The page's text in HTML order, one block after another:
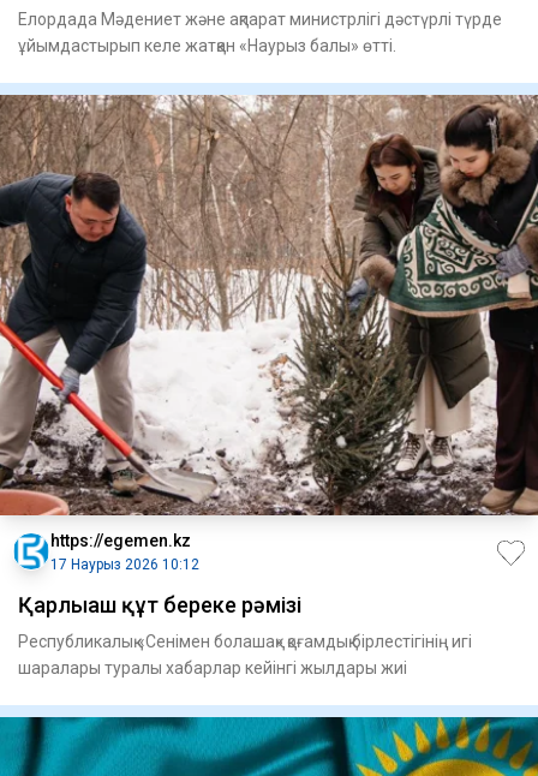
Елордада Мәдениет және ақпарат министрлігі дәстүрлі түрде
ұйымдастырып келе жатқан «Нау­рыз балы» өтті.
https://egemen.kz
17 Наурыз 2026 10:12
Қарлығаш құт береке рәмізі
Республикалық «Сенімен болашақ» қоғамдық бірлестігінің игі
шаралары туралы хабарлар кейінгі жылдары жиі